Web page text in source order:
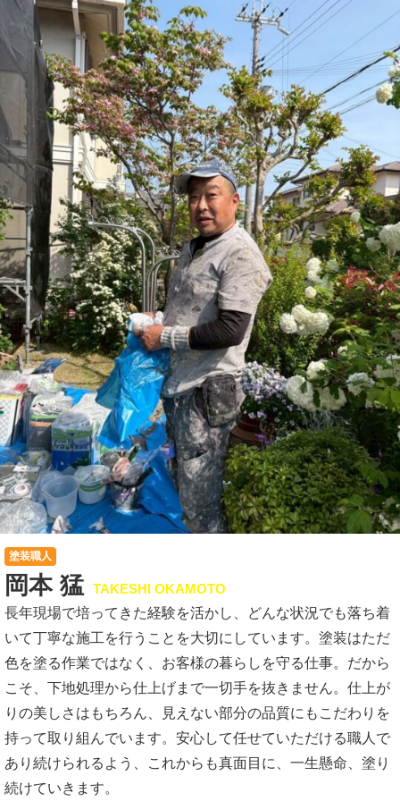
塗装職人
岡本 猛 TAKESHI OKAMOTO
長年現場で培ってきた経験を活かし、どんな状況でも落ち着
いて丁寧な施工を行うことを大切にしています。塗装はただ
色を塗る作業ではなく、お客様の暮らしを守る仕事。だから
こそ、下地処理から仕上げまで一切手を抜きません。仕上が
りの美しさはもちろん、見えない部分の品質にもこだわりを
持って取り組んでいます。安心して任せていただける職人で
あり続けられるよう、これからも真面目に、一生懸命、塗り
続けていきます。